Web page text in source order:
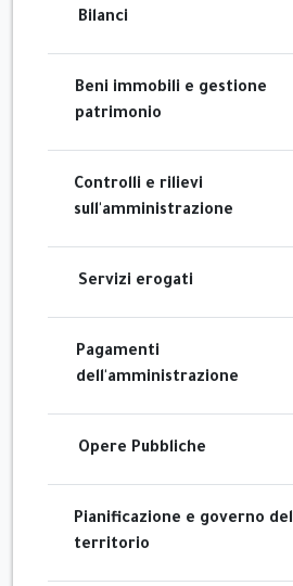
Bilanci
Beni immobili e gestione
patrimonio
Controlli e rilievi
sull'amministrazione
Servizi erogati
Pagamenti
dell'amministrazione
Opere Pubbliche
Pianificazione e governo del
territorio